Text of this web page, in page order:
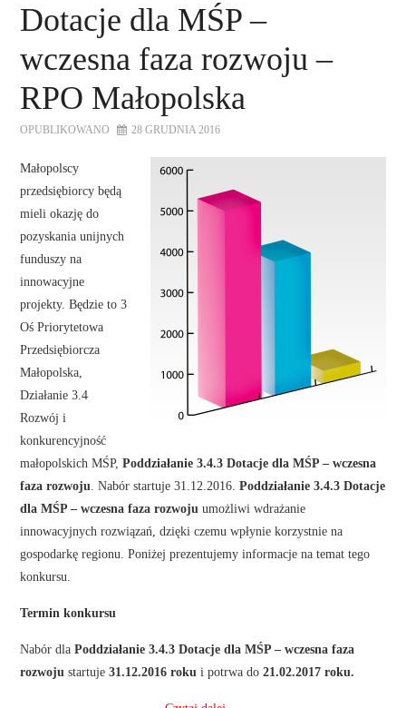
Dotacje dla MŚP –
wczesna faza rozwoju –
RPO Małopolska
OPUBLIKOWANO 28 GRUDNIA 2016
Małopolscy
przedsiębiorcy będą
mieli okazję do
pozyskania unijnych
funduszy na
innowacyjne
projekty. Będzie to 3
Oś Priorytetowa
Przedsiębiorcza
Małopolska,
Działanie 3.4
Rozwój i
konkurencyjność
małopolskich MŚP,Poddziałanie 3.4.3 Dotacje dla MŚP – wczesna
faza rozwoju . Nabór startuje 31.12.2016.Poddziałanie 3.4.3 Dotacje
dla MŚP – wczesna faza rozwoju umożliwi wdrażanie
innowacyjnych rozwiązań, dzięki czemu wpłynie korzystnie na
gospodarkę regionu. Poniżej prezentujemy informacje na temat tego
konkursu.
Termin konkursu
Nabór dla Poddziałanie 3.4.3 Dotacje dla MŚP – wczesna faza
rozwojustartuje 31.12.2016 rokui potrwa do 21.02.2017 roku.